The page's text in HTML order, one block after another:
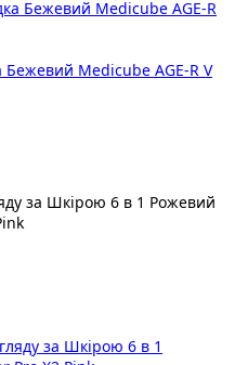
Medicube AGE-R V
за Шкірою 6 в 1 Рожевий